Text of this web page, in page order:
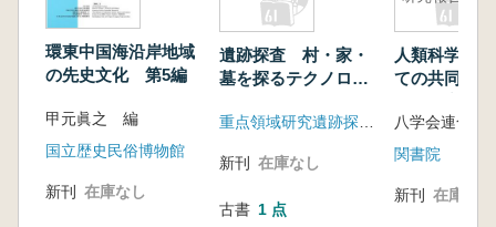
植野浩三
第4章 古市・百舌鳥古墳群の形成過程
(1)古市古墳群 河内一浩
(2)百舌鳥古墳群 十河良和
第3部 古市・百舌鳥古墳群におけるGISデー
タの作成と利用
第1章 古市・百舌鳥古墳群における都市化
環東中国海沿岸地域
の先史文化 第5編
甲元眞之 編
国立歴史民俗博物館
新刊 在庫なし
遺跡探査 村・家・
墓を探るテクノロジ
新刊 在庫なし
古書 1 点
人類科学 :
ての共同研
八学会連合編
関書院
新刊 在庫なし